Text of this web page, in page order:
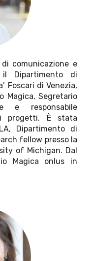
comunicazione e
il Dipartimento di
Foscari di Venezia,
Magica, Segretario
e responsabile
progetti. È stata
Dipartimento di
fellow presso la
of Michigan. Dal
Magica onlus in